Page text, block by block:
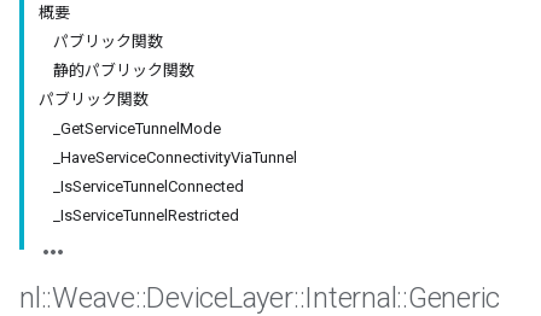
概要
パブリック関数
静的パブリック関数
パブリック関数
_GetServiceTunnelMode
_HaveServiceConnectivityViaTunnel
_IsServiceTunnelConnected
_IsServiceTunnelRestricted
nl ::Weave::DeviceLayer::Internal ::Generic